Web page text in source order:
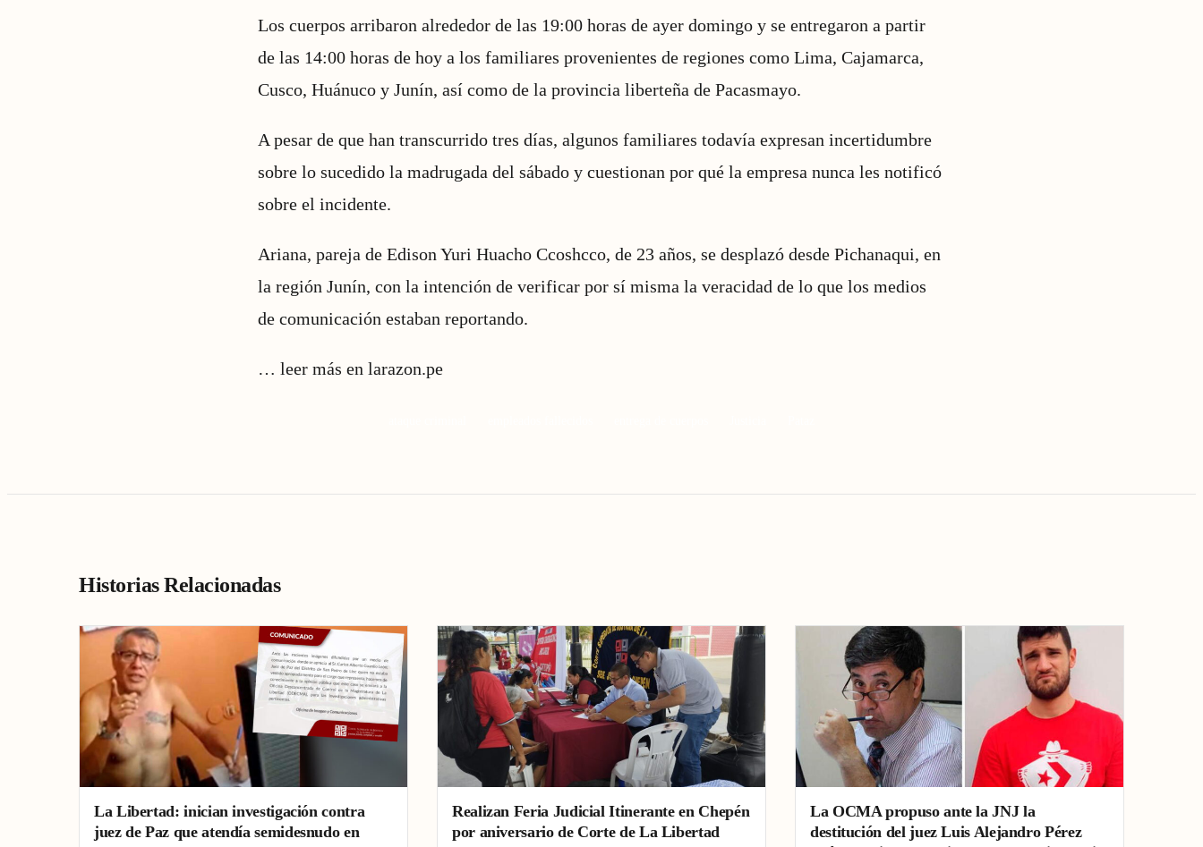
Los cuerpos arribaron alrededor de las 19:00 horas de ayer domingo y se entregaron a partir
de las 14:00 horas de hoy a los familiares provenientes de regiones como Lima, Cajamarca,
Cusco, Huánuco y Junín, así como de la provincia liberteña de Pacasmayo.
A pesar de que han transcurrido tres días, algunos familiares todavía expresan incertidumbre
sobre lo sucedido la madrugada del sábado y cuestionan por qué la empresa nunca les notificó
sobre el incidente.
Ariana, pareja de Edison Yuri Huacho Ccoshcco, de 23 años, se desplazó desde Pichanaqui, en
la región Junín, con la intención de verificar por sí misma la veracidad de lo que los medios
de comunicación estaban reportando.
… leer más en larazon.pe
Historias Relacionadas
La Libertad: inician investigación contra
juez de Paz que atendía semidesnudo en
Realizan Feria Judicial Itinerante en Chepén
por aniversario de Corte de La Libertad
La OCMA propuso ante la JNJ la
destitución del juez Luis Alejandro Pérez